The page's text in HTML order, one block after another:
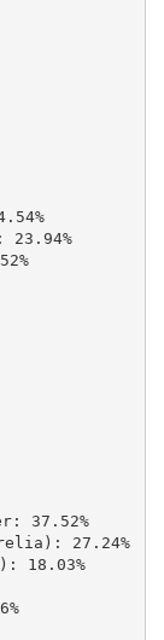
23.94%
37.52%
27.24%
18.03%